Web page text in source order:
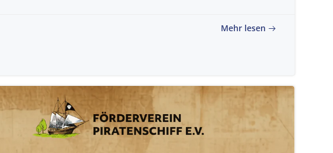
Mehr lesen